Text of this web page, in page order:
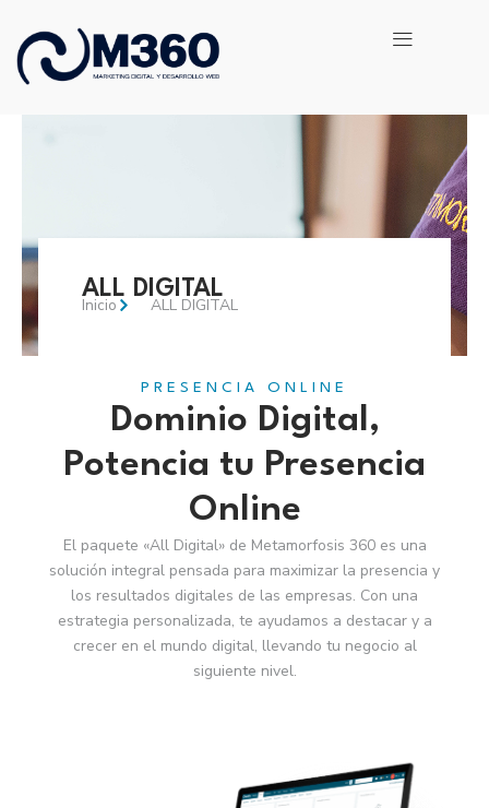
contenido
ALL DIGITAL
Inicio ALL DIGITAL
PRESENCIA ONLINE
Dominio Digital,
Potencia tu Presencia
Online
El paquete «All Digital» de Metamorfosis 360 es una
solución integral pensada para maximizar la presencia y
los resultados digitales de las empresas. Con una
estrategia personalizada, te ayudamos a destacar y a
crecer en el mundo digital, llevando tu negocio al
siguiente nivel.